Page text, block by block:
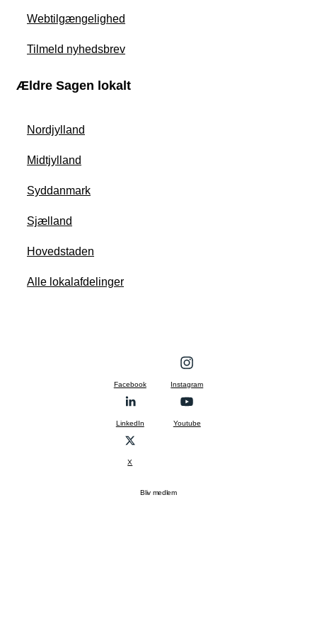
Webtilgængelighed
Tilmeld nyhedsbrev
Ældre Sagen lokalt
Nordjylland
Midtjylland
Syddanmark
Sjælland
Hovedstaden
Alle lokalafdelinger
Facebook Instagram
LinkedIn Youtube
X
Bliv medlem